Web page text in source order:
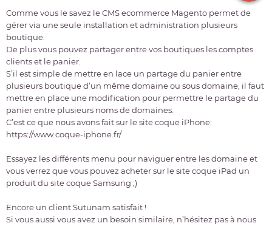
Comme vous le savez le CMS ecommerce Magento permet de
gérer via une seule installation et administration plusieurs
boutique.
De plus vous pouvez partager entre vos boutiques les comptes
clients et le panier.
S’il est simple de mettre en lace un partage du panier entre
plusieurs boutique d’un même domaine ou sous domaine, il faut
mettre en place une modification pour permettre le partage du
panier entre plusieurs noms de domaines.
C’est ce que nous avons fait sur le site coque iPhone:
https://www.coque-iphone.fr/
Essayez les différents menu pour naviguer entre les domaine et
vous verrez que vous pouvez acheter sur le site coque iPad un
produit du site coque Samsung ;)
Encore un client Sutunam satisfait !
Si vous aussi vous avez un besoin similaire, n’hésitez pas à nous